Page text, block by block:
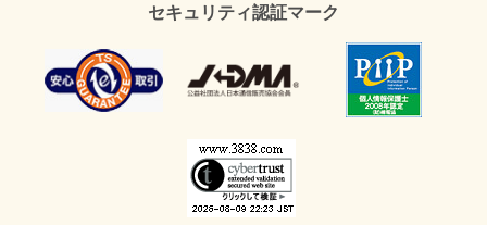
セキュリティ認証マーク